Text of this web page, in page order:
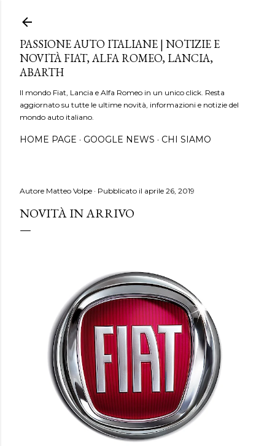
PASSIONE AUTO ITALIANE | NOTIZIE E
NOVITÀ FIAT, ALFA ROMEO, LANCIA,
ABARTH
Il mondo Fiat, Lancia e Alfa Romeo in un unico click. Resta
aggiornato su tutte le ultime novità, informazioni e notizie del
mondo auto italiano.
HOME PAGE GOOGLE NEWS CHI SIAMO
Autore Matteo Volpe Pubblicato il aprile 26, 2019
NOVITÀ IN ARRIVO